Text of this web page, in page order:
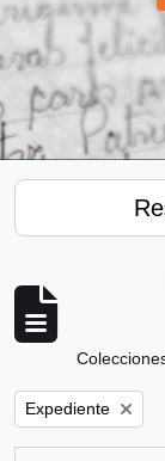
Remove filter:
Expediente